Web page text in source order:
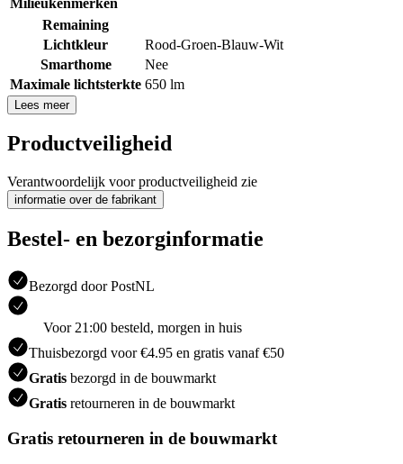
Remaining
Lichtkleur
Rood-Groen-Blauw-Wit
Smarthome
Nee
Maximale lichtsterkte 650 lm
Lees meer
Productveiligheid
Verantwoordelijk voor productveiligheid zie
informatie over de fabrikant
Bestel- en bezorginformatie
Bezorgd door PostNL
Voor 21:00 besteld, morgen in huis
Thuisbezorgd voor €4.95 en gratis vanaf €50
Gratis bezorgd in de bouwmarkt
Gratis retourneren in de bouwmarkt
Gratis retourneren in de bouwmarkt